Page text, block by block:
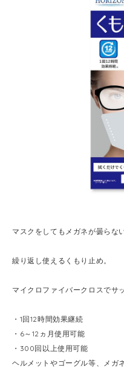
マスクをしてもメガネが曇らな
繰り返し使えるくもり止め。
マイクロファイバークロスでサ
・1回12時間効果継続
・6～12ヵ月使用可能
・300回以上使用可能
ヘルメットやゴーグル等、メガ